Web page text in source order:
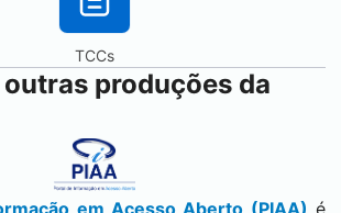
TCCs
produções da
em Acesso Aberto (PIAA) é